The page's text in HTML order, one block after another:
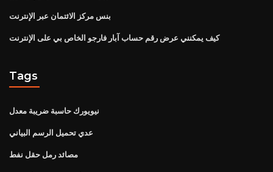
بنس مركز الائتمان عبر الإنترنت
كيف يمكنني عرض رقم حساب آبار فارجو الخاص بي على الإنترنت
Tags
نيويورك حاسبة ضريبة معدل
عدي تحميل الرسم البياني
مصائد رمل حقل نفط